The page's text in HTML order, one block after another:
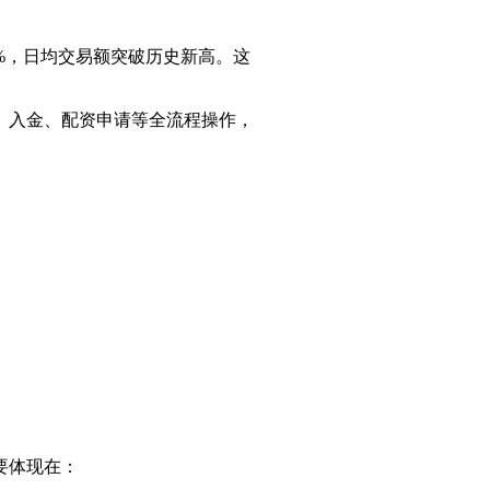
日均交易额突破历史新高。这
金、配资申请等全流程操作，
现在：